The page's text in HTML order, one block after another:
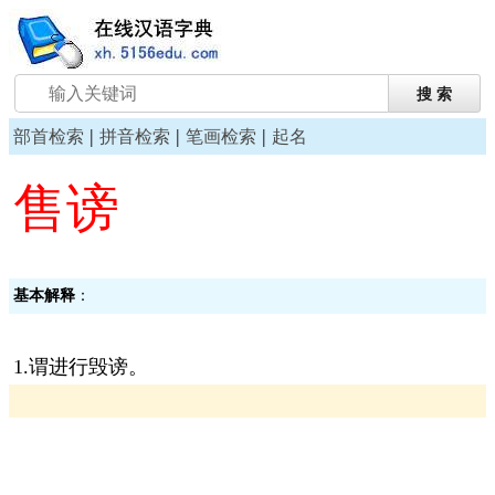
部首检索 | 拼音检索 | 笔画检索 | 起名
售谤
基本解释 ：
1.谓进行毁谤。